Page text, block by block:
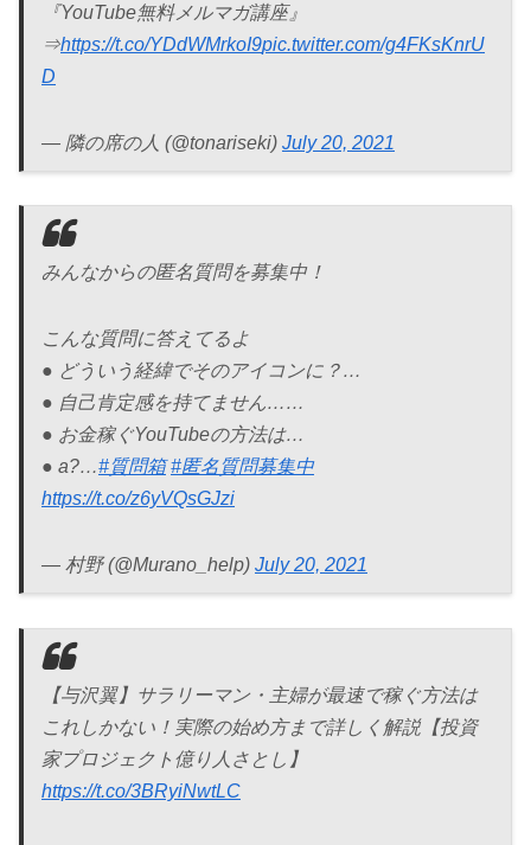
『YouTube無料メルマガ講座』
⇒https://t.co/YDdWMrkoI9pic.twitter.com/g4FKsKnrU
D
— 隣の席の人 (@tonariseki) July 20, 2021
みんなからの匿名質問を募集中！
こんな質問に答えてるよ
● どういう経緯でそのアイコンに？…
● 自己肯定感を持てません……
● お金稼ぐYouTubeの方法は…
● a?…#質問箱 #匿名質問募集中
https://t.co/z6yVQsGJzi
— 村野 (@Murano_help) July 20, 2021
【与沢翼】サラリーマン・主婦が最速で稼ぐ方法は
これしかない！実際の始め方まで詳しく解説【投資
家プロジェクト億り人さとし】
https://t.co/3BRyiNwtLC